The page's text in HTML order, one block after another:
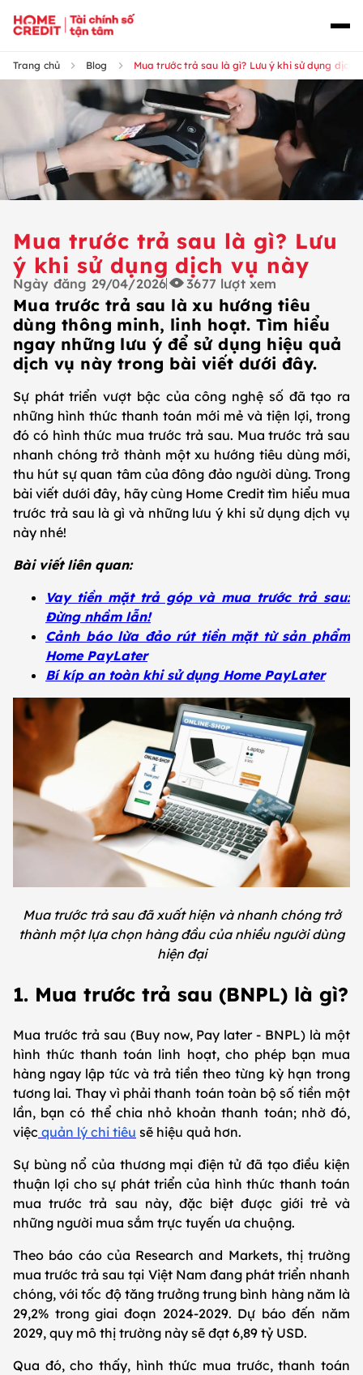
Trang chủ Blog Mua trước trả sau là gì? Lưu ý khi sử dụng dịch
Mua trước trả sau là gì? Lưu
ý khi sử dụng dịch vụ này
Ngày đăng 29/04/2026 3677 lượt xem
Mua trước trả sau là xu hướng tiêu
dùng thông minh, linh hoạt. Tìm hiểu
ngay những lưu ý để sử dụng hiệu quả
dịch vụ này trong bài viết dưới đây.
Sự phát triển vượt bậc của công nghệ số đã tạo ra
những hình thức thanh toán mới mẻ và tiện lợi, trong
đó có hình thức mua trước trả sau. Mua trước trả sau
nhanh chóng trở thành một xu hướng tiêu dùng mới,
thu hút sự quan tâm của đông đảo người dùng. Trong
bài viết dưới đây, hãy cùng Home Credit tìm hiểu mua
trước trả sau là gì và những lưu ý khi sử dụng dịch vụ
này nhé!
Bài viết liên quan:
Vay tiền mặt trả góp và mua trước trả sau:
Đừng nhầm lẫn!
Cảnh báo lừa đảo rút tiền mặt từ sản phẩm
Home PayLater
Bí kíp an toàn khi sử dụng Home PayLater
Mua trước trả sau đã xuất hiện và nhanh chóng trở
thành một lựa chọn hàng đầu của nhiều người dùng
hiện đại
1. Mua trước trả sau (BNPL) là gì?
Mua trước trả sau (Buy now, Pay later - BNPL) là một
hình thức thanh toán linh hoạt, cho phép bạn mua
hàng ngay lập tức và trả tiền theo từng kỳ hạn trong
tương lai. Thay vì phải thanh toán toàn bộ số tiền một
lần, bạn có thể chia nhỏ khoản thanh toán; nhờ đó,
việc quản lý chi tiêu sẽ hiệu quả hơn.
Sự bùng nổ của thương mại điện tử đã tạo điều kiện
thuận lợi cho sự phát triển của hình thức thanh toán
mua trước trả sau này, đặc biệt được giới trẻ và
những người mua sắm trực tuyến ưa chuộng.
Theo báo cáo của Research and Markets, thị trường
mua trước trả sau tại Việt Nam đang phát triển nhanh
chóng, với tốc độ tăng trưởng trung bình hàng năm là
29,2% trong giai đoạn 2024-2029. Dự báo đến năm
2029, quy mô thị trường này sẽ đạt 6,89 tỷ USD.
Qua đó, cho thấy, hình thức mua trước, thanh toán